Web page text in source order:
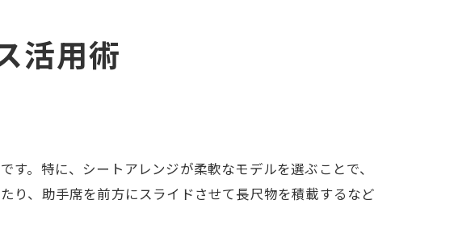
活用術
。特に、シートアレンジが柔軟なモデルを選ぶことで、
り、助手席を前方にスライドさせて長尺物を積載するなど